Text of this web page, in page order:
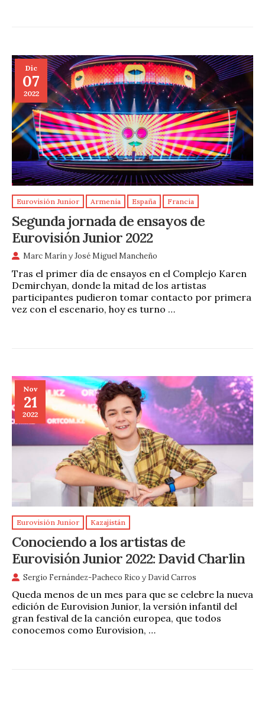
Dic
07
2022
Eurovisión Junior Armenia España Francia
Segunda jornada de ensayos de
Eurovisión Junior 2022
Marc MarínyJosé Miguel Mancheño
Tras el primer día de ensayos en el Complejo Karen
Demirchyan, donde la mitad de los artistas
participantes pudieron tomar contacto por primera
vez con el escenario, hoy es turno …
Nov
21
2022
Eurovisión Junior Kazajistán
Conociendo a los artistas de
Eurovisión Junior 2022: David Charlin
Sergio Fernández-Pacheco Rico y David Carros
Queda menos de un mes para que se celebre la nueva
edición de Eurovision Junior, la versión infantil del
gran festival de la canción europea, que todos
conocemos como Eurovision, …